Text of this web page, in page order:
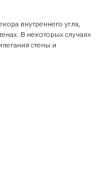
внутреннего угла,
В некоторых случаях
стены и